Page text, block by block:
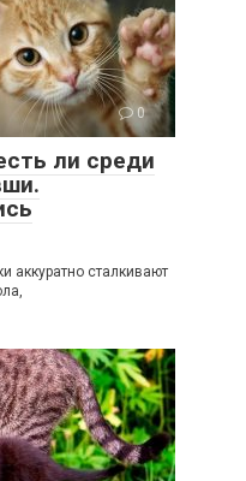
0
ли среди
аккуратно сталкивают